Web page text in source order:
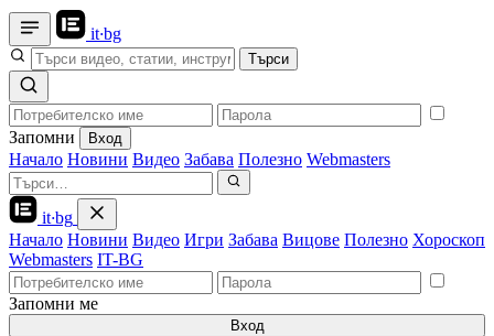
it·bg
Търси
Запомни Вход
Начало Новини Видео Забава Полезно Webmasters
it·bg
Начало Новини Видео Игри Забава Вицове Полезно Хороскоп
Webmasters IT-BG
Запомни ме
Вход